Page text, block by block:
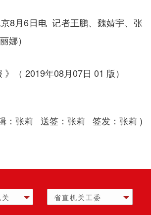
京8月6日电 记者王鹏、魏婧宇、张
娜）
》（ 2019年08月07日 01 版）
：张莉 送签：张莉 签发：张莉 )
省直机关工委